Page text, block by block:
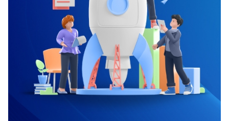
lebih sering terjadi pada kelompok usia paruh
baya tua dan lebih sering terjadi pada pria. Tidak
ada obat untuk GBM, perawatan mungkin
memperlambat pertumbuhan kanker dan
mengurangi gejala.
https://pafikotasimpangtigaredelong.org/ Gejala
kanker otak stadium 4 Gejala bisa bervariasi
tergantung pada lokasi kanker di otak, tetapi
gejala yang mungkin terjadi adalah berikut ini :